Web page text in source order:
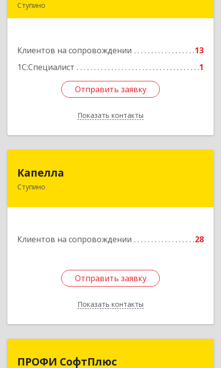
Ступино
Клиентов на сопровождении
13
1С:Специалист
1
Отправить заявку
Показать контакты
Подробнее
Отправить заявку
Назад
Капелла
Ступино
Клиентов на сопровождении 28
Отправить заявку
Показать контакты
142800, Московская обл, Ступино г, Андропова
Отправить заявку
Назад
ПРОФИ СофтПлюс